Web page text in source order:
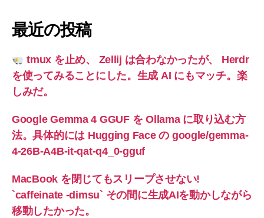
最近の投稿
tmux を止め、 Zellij は合わなかったが、 Herdr
を使ってみることにした。生成 AI にもマッチ。楽
しみだ。
Google Gemma 4 GGUF を Ollama に取り込む方
法。具体的には Hugging Face の google/gemma-
4-26B-A4B-it-qat-q4_0-gguf
MacBook を閉じてもスリープさせない!
`caffeinate -dimsu` その間に生成AIを動かしながら
移動したかった。